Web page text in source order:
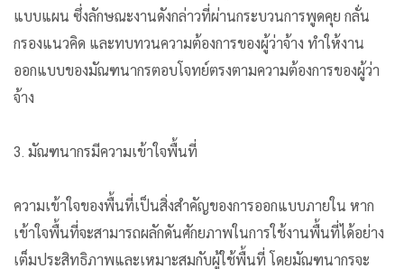
แบบแผน ซึ่งลักษณะงานดังกล่าวที่ผ่านกระบวนการพูดคุย กลั่น
กรองแนวคิด และทบทวนความต้องการของผู้ว่าจ้าง ทำให้งาน
ออกแบบของมัณฑนากรตอบโจทย์ตรงตามความต้องการของผู้ว่า
จ้าง
3. มัณฑนากรมีความเข้าใจพื้นที่
ความเข้าใจของพื้นที่เป็นสิ่งสำคัญของการออกแบบภายใน หาก
เข้าใจพื้นที่จะสามารถผลักดันศักยภาพในการใช้งานพื้นที่ได้อย่าง
เต็มประสิทธิภาพและเหมาะสมกับผู้ใช้พื้นที่ โดยมัณฑนากรจะ